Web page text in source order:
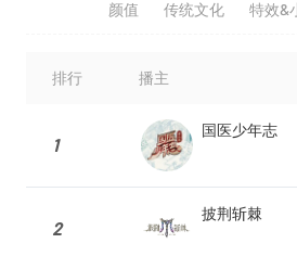
颜值
传统文化 特效&
排行 播主
1
国医少年志
2
披荆斩棘